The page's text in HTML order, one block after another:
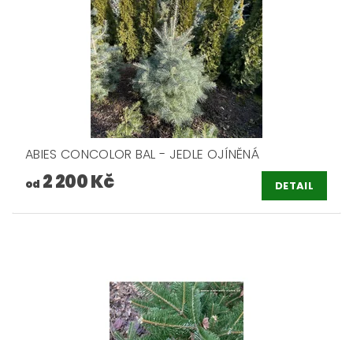
ABIES CONCOLOR BAL - JEDLE OJÍNĚNÁ
od 2 200 Kč DETAIL